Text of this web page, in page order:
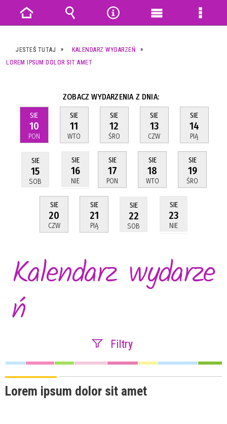
JESTEŚ TUTAJ
KALENDARZ WYDARZEŃ
LOREM IPSUM DOLOR SIT AMET
ZOBACZ WYDARZENIA Z DNIA:
SIE
10
PON
SIE
11
WTO
SIE
12
ŚRO
SIE
13
CZW
SIE
14
PIĄ
SIE
15
SOB
SIE
16
NIE
SIE
17
PON
SIE
18
WTO
SIE
19
ŚRO
SIE
20
CZW
SIE
21
PIĄ
SIE
22
SOB
SIE
23
NIE
Kalendarz wydarze
ń
Filtry
Lorem ipsum dolor sit amet
Strona
główna
Wyszukiwarka
NarzędziaMenu
Menu